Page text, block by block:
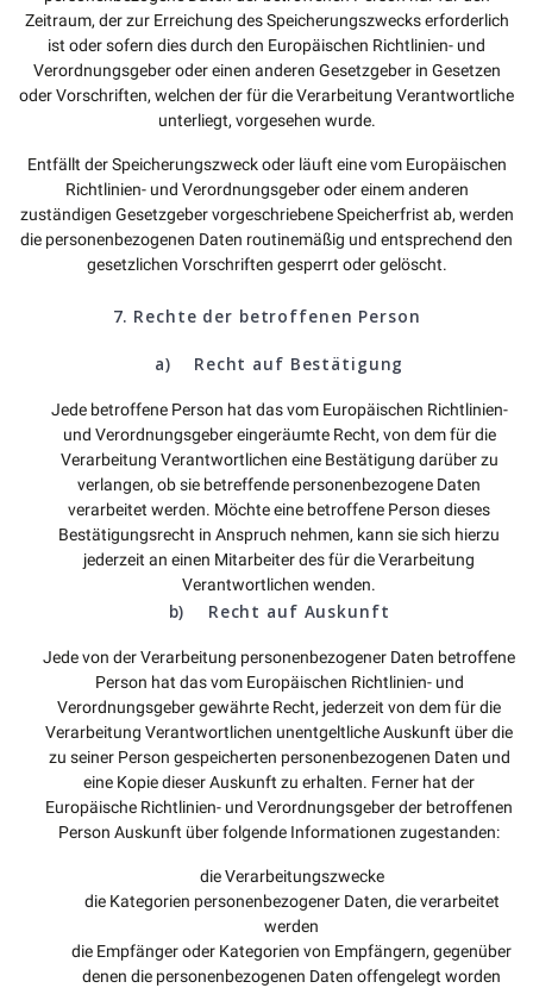
Zeitraum, der zur Erreichung des Speicherungszwecks erforderlich
ist oder sofern dies durch den Europäischen Richtlinien- und
Verordnungsgeber oder einen anderen Gesetzgeber in Gesetzen
oder Vorschriften, welchen der für die Verarbeitung Verantwortliche
unterliegt, vorgesehen wurde.
Entfällt der Speicherungszweck oder läuft eine vom Europäischen
Richtlinien- und Verordnungsgeber oder einem anderen
zuständigen Gesetzgeber vorgeschriebene Speicherfrist ab, werden
die personenbezogenen Daten routinemäßig und entsprechend den
gesetzlichen Vorschriften gesperrt oder gelöscht.
7. Rechte der betroffenen Person
a) Recht auf Bestätigung
Jede betroffene Person hat das vom Europäischen Richtlinien-
und Verordnungsgeber eingeräumte Recht, von dem für die
Verarbeitung Verantwortlichen eine Bestätigung darüber zu
verlangen, ob sie betreffende personenbezogene Daten
verarbeitet werden. Möchte eine betroffene Person dieses
Bestätigungsrecht in Anspruch nehmen, kann sie sich hierzu
jederzeit an einen Mitarbeiter des für die Verarbeitung
Verantwortlichen wenden.
b) Recht auf Auskunft
Jede von der Verarbeitung personenbezogener Daten betroffene
Person hat das vom Europäischen Richtlinien- und
Verordnungsgeber gewährte Recht, jederzeit von dem für die
Verarbeitung Verantwortlichen unentgeltliche Auskunft über die
zu seiner Person gespeicherten personenbezogenen Daten und
eine Kopie dieser Auskunft zu erhalten. Ferner hat der
Europäische Richtlinien- und Verordnungsgeber der betroffenen
Person Auskunft über folgende Informationen zugestanden:
die Verarbeitungszwecke
die Kategorien personenbezogener Daten, die verarbeitet
werden
die Empfänger oder Kategorien von Empfängern, gegenüber
denen die personenbezogenen Daten offengelegt worden